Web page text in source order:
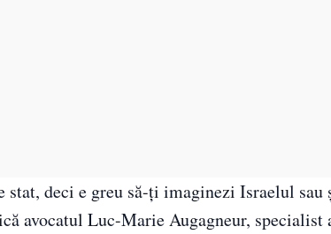
deci e greu să-ţi imaginezi Israelul
avocatul Luc-Marie Augagneur,